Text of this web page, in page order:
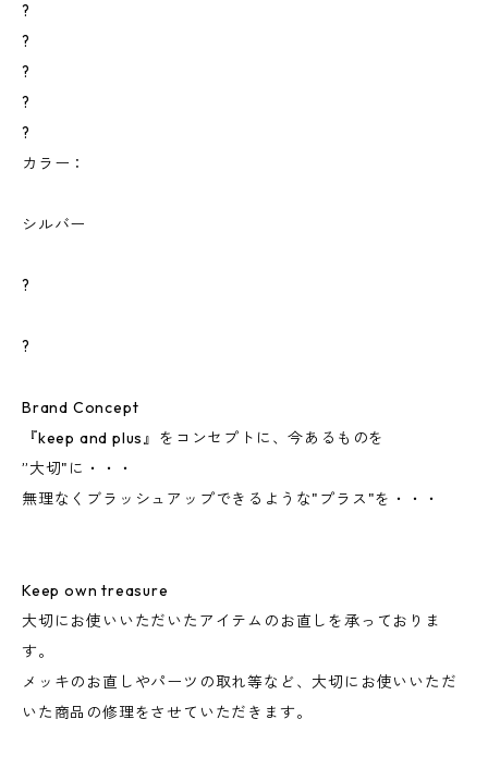
?
?
?
?
?
カラー：
シルバー
?
?
Brand Concept
『keep and plus』をコンセプトに、今あるものを
”大切"に・・・
無理なくブラッシュアップできるような"プラス"を・・・
Keep own treasure
大切にお使いいただいたアイテムのお直しを承っておりま
す。
メッキのお直しやパーツの取れ等など、大切にお使いいただ
いた商品の修理をさせていただきます。